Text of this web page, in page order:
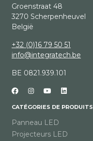
Groenstraat 48
3270 Scherpenheuvel
België
+32 (0)16 79 50 51
info@integratech.be
BE 0821.939.101
CATÉGORIES DE PRODUITS
Panneau LED
Projecteurs LED